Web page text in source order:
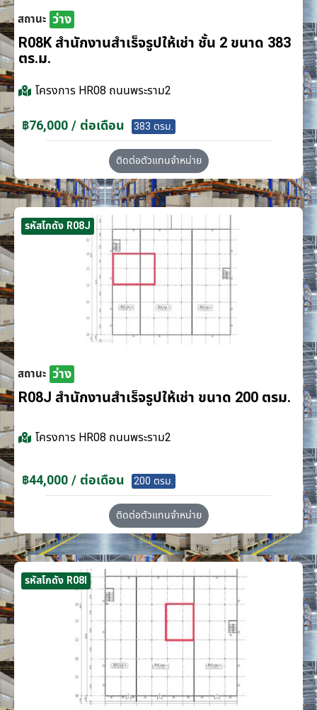
สถานะ ว่าง
R08K สำนักงานสำเร็จรูปให้เช่า ชั้น 2 ขนาด 383
ตร.ม.
โครงการ HR08 ถนนพระราม2
฿76,000 / ต่อเดือน 383 ตรม.
ติดต่อตัวแทนจำหน่าย
รหัสโกดัง R08J
สถานะ ว่าง
R08J สำนักงานสำเร็จรูปให้เช่า ขนาด 200 ตรม.
โครงการ HR08 ถนนพระราม2
฿44,000 / ต่อเดือน 200 ตรม.
ติดต่อตัวแทนจำหน่าย
รหัสโกดัง R08I